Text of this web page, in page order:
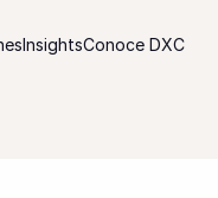
InsightsConoce DXC